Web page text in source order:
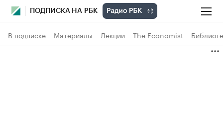
ПОДПИСКА НА РБК
В подписке Материалы Лекции The Economist